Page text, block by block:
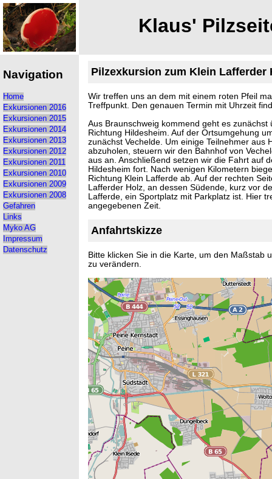
Klaus'
Navigation
Home
Exkursionen 2016
Exkursionen 2015
Exkursionen 2014
Exkursionen 2013
Exkursionen 2012
Exkursionen 2011
Exkursionen 2010
Exkursionen 2009
Exkursionen 2008
Gefahren
Links
Myko AG
Impressum
Datenschutz
Pilzexkursion zum Klein Lafferder
Wir treffen uns an dem mit einem roten Pfeil
Treffpunkt. Den genauen Termin mit Uhrzeit
Aus Braunschweig kommend geht es zunächst
Richtung Hildesheim. Auf der Ortsumgehung
zunächst Vechelde. Um einige Teilnehmer aus
abzuholen, steuern wir den Bahnhof von
aus an. Anschließend setzen wir die Fahrt auf
Hildesheim fort. Nach wenigen Kilometern
Richtung Klein Lafferde ab. Auf der rechten
Lafferder Holz, an dessen Südende, kurz vor
Lafferde, ein Sportplatz mit Parkplatz ist. Hier
angegebenen Zeit.
Anfahrtskizze
Bitte klicken Sie in die Karte, um den Maßstab
zu verändern.